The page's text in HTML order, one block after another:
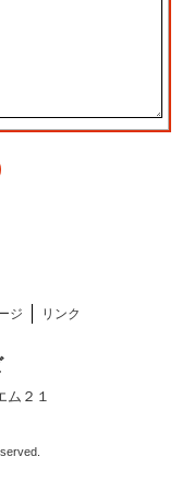
ジ リンク
ム２１